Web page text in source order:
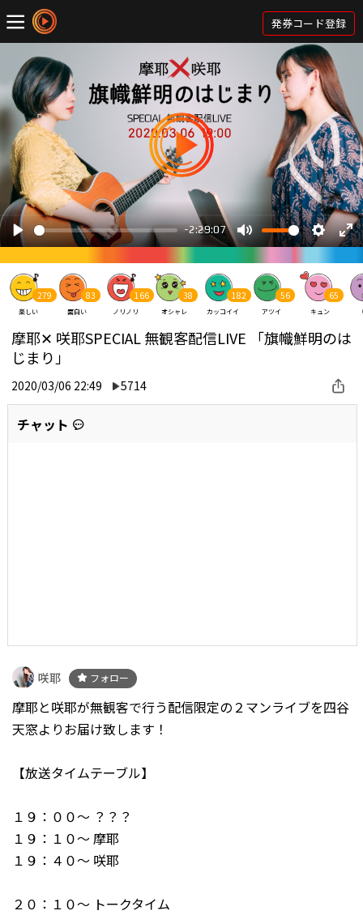
発券コード登録
279
楽しい
83
面白い
166
ノリノリ
38
オシャレ
182
カッコイイ
56
アツイ
65
キュン
摩耶✕ 咲耶SPECIAL 無観客配信LIVE 「旗幟鮮明のは
じまり」
2020/03/06 22:49 5714
チャット
咲耶 フォロー
摩耶と咲耶が無観客で行う配信限定の２マンライブを四谷
天窓よりお届け致します！
【放送タイムテーブル】
１９：００～ ？？？
１９：１０～ 摩耶
１９：４０～ 咲耶
２０：１０～ トークタイム